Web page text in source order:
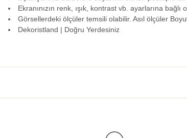
Ekranınızın renk, ışık, kontrast vb. ayarlarına
Görsellerdeki ölçüler temsili olabilir. Asıl ölçüler
Dekoristland | Doğru Yerdesiniz